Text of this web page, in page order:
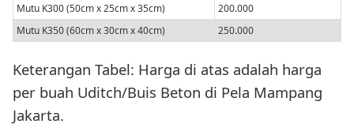
Mutu K300 (50cm x 25cm x 35cm)
200.000
Mutu K350 (60cm x 30cm x 40cm)
250.000
Keterangan Tabel: Harga di atas adalah harga
per buah Uditch/Buis Beton di Pela Mampang
Jakarta.